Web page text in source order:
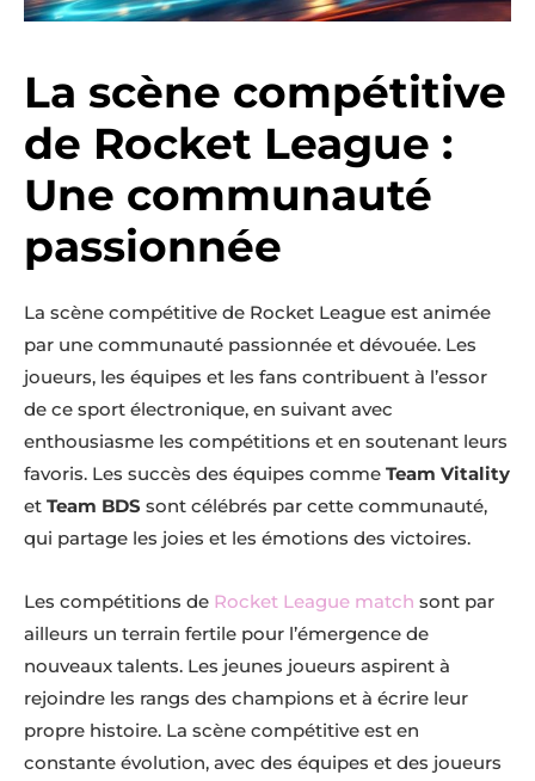
La scène compétitive
de Rocket League :
Une communauté
passionnée
La scène compétitive de Rocket League est animée
par une communauté passionnée et dévouée. Les
joueurs, les équipes et les fans contribuent à l’essor
de ce sport électronique, en suivant avec
enthousiasme les compétitions et en soutenant leurs
favoris. Les succès des équipes comme Team Vitality
et Team BDS sont célébrés par cette communauté,
qui partage les joies et les émotions des victoires.
Les compétitions de Rocket League match sont par
ailleurs un terrain fertile pour l’émergence de
nouveaux talents. Les jeunes joueurs aspirent à
rejoindre les rangs des champions et à écrire leur
propre histoire. La scène compétitive est en
constante évolution, avec des équipes et des joueurs